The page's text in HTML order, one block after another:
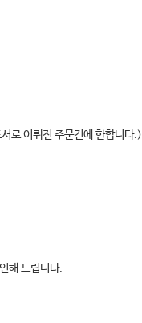
로 이뤄진 주문건에 한합니다.)
해 드립니다.